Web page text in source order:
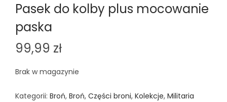
Pasek do kolby plus mocowanie
paska
99,99 zł
Brak w magazynie
Kategorii: Broń, Broń, Części broni, Kolekcje, Militaria